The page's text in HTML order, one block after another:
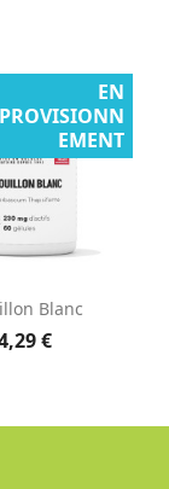
Blanc
€
EN
EMENT